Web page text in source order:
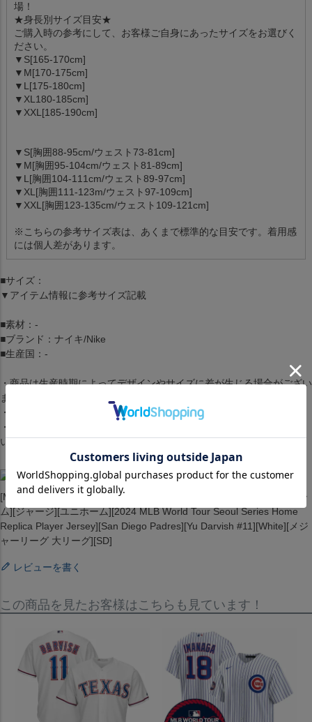
場！
★身長別サイズ目安★
ご購入時の参考にして、お客様ご自身にあったサイズをお選びく
ださい。
▼S[165-170cm]
▼M[170-175cm]
▼L[175-180cm]
▼XL180-185cm]
▼XXL[185-190cm]
▼S[胸囲88-95cm/ウェスト73-81cm]
▼M[胸囲95-104cm/ウェスト81-89cm]
▼L[胸囲104-111cm/ウェスト89-97cm]
▼XL[胸囲111-123m/ウェスト97-109cm]
▼XXL[胸囲123-135cm/ウェスト109-121cm]
※こちらの参考サイズ表は、あくまで標準的な目安です。着用感
には個人差があります。
■サイズ：
▼アイテム情報に参考サイズ記載
■素材：-
■ブランド：ナイキ/Nike
■生産国：-
・商品は生産時期によってデザインやサイズに差が生じる場合がござい
ます。
・商品はモニターの影響で色の変化が感じられる場合がございます。
・洗濯・アイロンの使用につきましては、品質マークに従ってくださ
い。
[MLB x ナイキ パドレス ダルビッシュ選手 ソウルシリーズ ユニフォー
ム][ジャージ][ユニホーム][2024 MLB World Tour Seoul Series Home
Replica Player Jersey][San Diego Padres][Yu Darvish #11][White][メジ
ャーリーグ 大リーグ][SD]
レビューを書く
この商品を見たお客様はこちらも見ています！